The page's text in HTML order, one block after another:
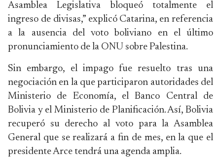
Asamblea Legislativa bloqueó totalmente el
ingreso de divisas,” explicó Catarina, en referencia
a la ausencia del voto boliviano en el último
pronunciamiento de la ONU sobre Palestina.
Sin embargo, el impago fue resuelto tras una
negociación en la que participaron autoridades del
Ministerio de Economía, el Banco Central de
Bolivia y el Ministerio de Planificación. Así, Bolivia
recuperó su derecho al voto para la Asamblea
General que se realizará a fin de mes, en la que el
presidente Arce tendrá una agenda amplia.